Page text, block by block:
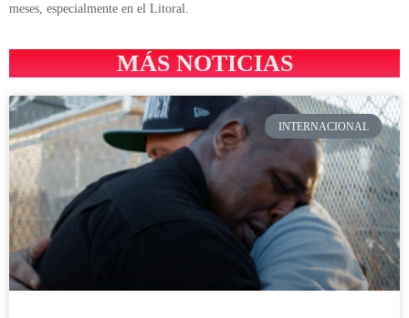
meses, especialmente en el Litoral.
MÁS NOTICIAS
INTERNACIONAL